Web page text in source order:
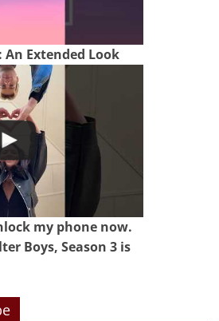
Extended Look
my phone now.
Boys, Season 3 is